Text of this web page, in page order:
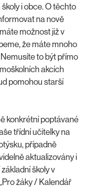
i obce. O těchto
na nově
možnost již v
že máte mnoho
to být přímo
akcích
pomohou starší
konkrétní poptávané
třídní učitelky na
případně
aktualizovány i
školy v
žáky / Kalendář